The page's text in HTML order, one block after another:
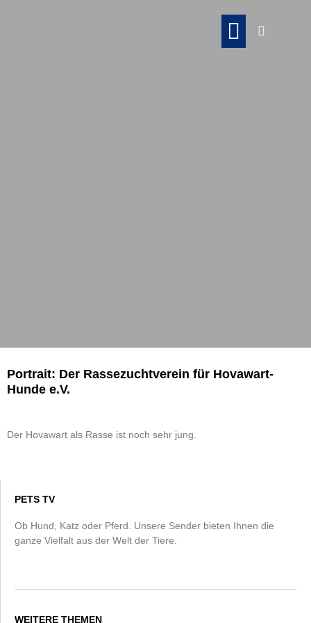
Portrait: Der Rassezuchtverein für Hovawart-
Hunde e.V.
Der Hovawart als Rasse ist noch sehr jung.
PETS TV
Ob Hund, Katz oder Pferd. Unsere Sender bieten Ihnen die
ganze Vielfalt aus der Welt der Tiere.
WEITERE THEMEN